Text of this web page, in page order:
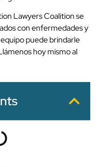
Lawyers Coalition se
con enfermedades y
puede brindarle
hoy mismo al